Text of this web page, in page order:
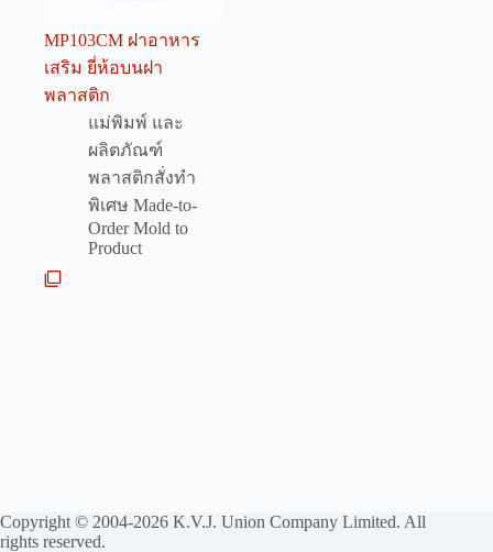
MP103CM ฝาอาหาร
เสริม ยี่ห้อบนฝา
พลาสติก
แม่พิมพ์ และ
ผลิตภัณฑ์
พลาสติกสั่งทำ
พิเศษ Made-to-
Order Mold to
Product
Copyright © 2004-2026 K.V.J. Union Company Limited. All
rights reserved.